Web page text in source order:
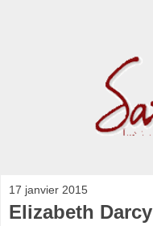
17 janvier 2015
Elizabeth Darcy